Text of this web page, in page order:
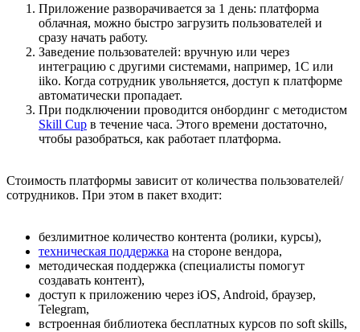
Приложение разворачивается за 1 день: платформа
облачная, можно быстро загрузить пользователей и
сразу начать работу.
Заведение пользователей: вручную или через
интеграцию с другими системами, например, 1С или
iiko. Когда сотрудник увольняется, доступ к платформе
автоматически пропадает.
При подключении проводится онбординг с методистом
Skill Cup в течение часа. Этого времени достаточно,
чтобы разобраться, как работает платформа.
Стоимость платформы зависит от количества пользователей/
сотрудников. При этом в пакет входит:
безлимитное количество контента (ролики, курсы),
техническая поддержка на стороне вендора,
методическая поддержка (специалисты помогут
создавать контент),
доступ к приложению через iOS, Android, браузер,
Telegram,
встроенная библиотека бесплатных курсов по soft skills,